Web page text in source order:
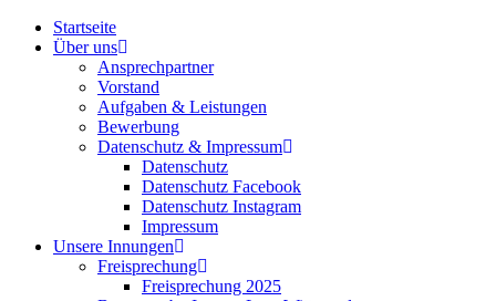
Startseite
Über uns
Ansprechpartner
Vorstand
Aufgaben & Leistungen
Bewerbung
Datenschutz & Impressum
Datenschutz
Datenschutz Facebook
Datenschutz Instagram
Impressum
Unsere Innungen
Freisprechung
Freisprechung 2025